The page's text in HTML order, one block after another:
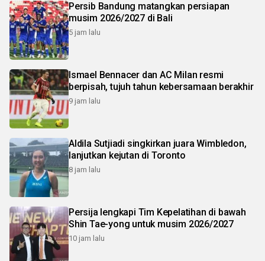
Persib Bandung matangkan persiapan
musim 2026/2027 di Bali
5 jam lalu
Ismael Bennacer dan AC Milan resmi
berpisah, tujuh tahun kebersamaan berakhir
9 jam lalu
Aldila Sutjiadi singkirkan juara Wimbledon,
lanjutkan kejutan di Toronto
8 jam lalu
Persija lengkapi Tim Kepelatihan di bawah
Shin Tae-yong untuk musim 2026/2027
10 jam lalu